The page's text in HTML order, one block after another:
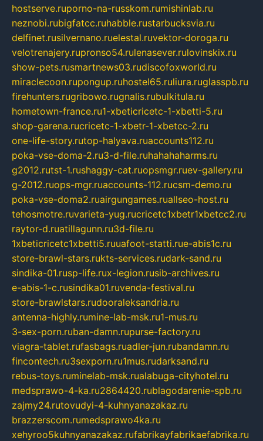
hostserve.ruporno-na-russkom.rumishinlab.ru
neznobi.rubigfatcc.ruhabble.rustarbucksvia.ru
delfinet.rusilvernano.ruelestal.ruvektor-doroga.ru
velotrenajery.rupronso54.rulenasever.rulovinskix.ru
show-pets.rusmartnews03.rudiscofoxworld.ru
miraclecoon.rupongup.ruhostel65.ruliura.ruglasspb.ru
firehunters.rugribowo.rugnalis.rubulkitula.ru
hometown-france.ru1-xbeticricetc-1-xbetti-5.ru
shop-garena.rucricetc-1-xbetr-1-xbetcc-2.ru
one-life-story.rutop-halyava.ruaccounts112.ru
poka-vse-doma-2.ru3-d-file.ruhahahaharms.ru
g2012.rutst-1.rushaggy-cat.ruopsmgr.ruev-gallery.ru
g-2012.ruops-mgr.ruaccounts-112.rucsm-demo.ru
poka-vse-doma2.ruairgungames.ruallseo-host.ru
tehosmotre.ruvarieta-yug.rucricetc1xbetr1xbetcc2.ru
raytor-d.ruatillagunn.ru3d-file.ru
1xbeticricetc1xbetti5.ruuafoot-statti.rue-abis1c.ru
store-brawl-stars.rukts-services.rudark-sand.ru
sindika-01.rusp-life.rux-legion.rusib-archives.ru
e-abis-1-c.rusindika01.ruvenda-festival.ru
store-brawlstars.rudooraleksandria.ru
antenna-highly.rumine-lab-msk.ru1-mus.ru
3-sex-porn.ruban-damn.rupurse-factory.ru
viagra-tablet.rufasbags.ruadler-jun.rubandamn.ru
fincontech.ru3sexporn.ru1mus.rudarksand.ru
rebus-toys.ruminelab-msk.rualabuga-cityhotel.ru
medsprawo-4-ka.ru2864420.rublagodarenie-spb.ru
zajmy24.rutovudyi-4-kuhnyanazakaz.ru
brazzerscom.rumedsprawo4ka.ru
xehyroo5kuhnyanazakaz.rufabrikayfabrikaefabrika.ru